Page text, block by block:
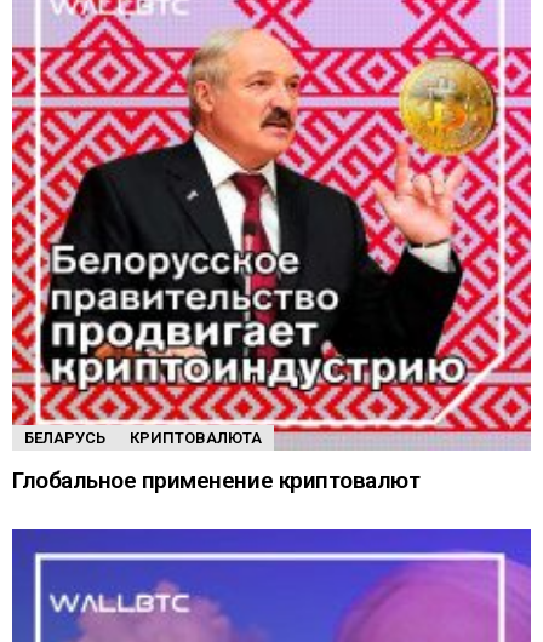
БЕЛАРУСЬ КРИПТОВАЛЮТА
Глобальное применение криптовалют